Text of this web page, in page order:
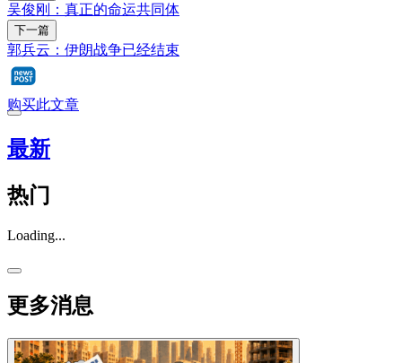
吴俊刚：真正的命运共同体
下一篇
郭兵云：伊朗战争已经结束
购买此文章
最新
热门
Loading...
更多消息